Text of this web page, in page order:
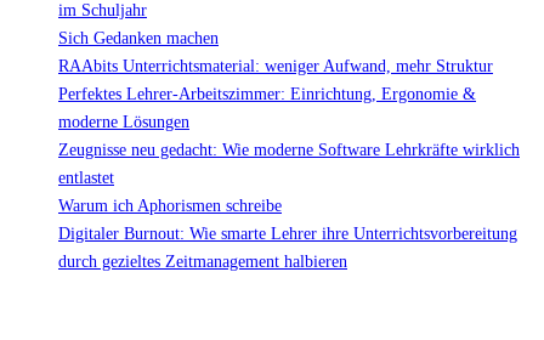
im Schuljahr
Sich Gedanken machen
RAAbits Unterrichtsmaterial: weniger Aufwand, mehr Struktur
Perfektes Lehrer-Arbeitszimmer: Einrichtung, Ergonomie &
moderne Lösungen
Zeugnisse neu gedacht: Wie moderne Software Lehrkräfte wirklich
entlastet
Warum ich Aphorismen schreibe
Digitaler Burnout: Wie smarte Lehrer ihre Unterrichtsvorbereitung
durch gezieltes Zeitmanagement halbieren